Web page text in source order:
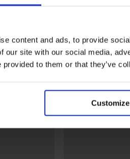
content and ads, to provide
our site with our social media,
provided to them or that they’ve
Customize
Materijal
Kod
Brand
Možda će